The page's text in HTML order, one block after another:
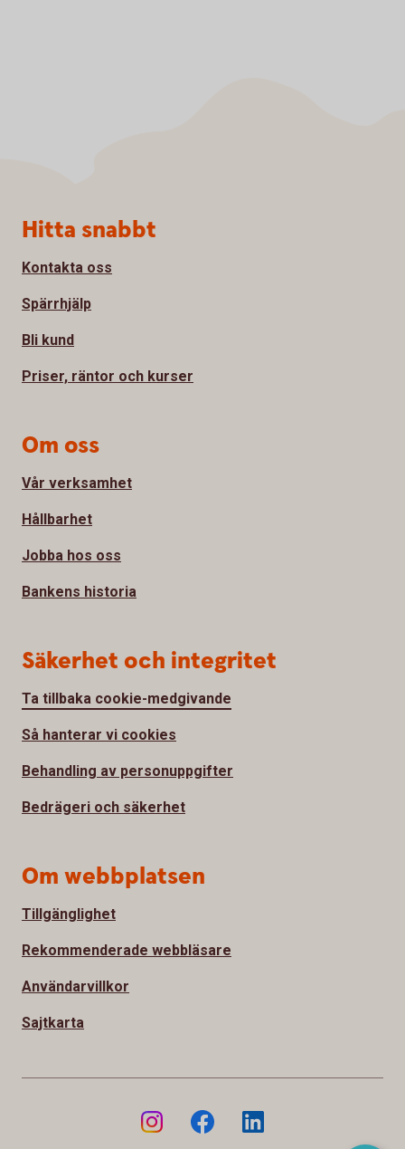
Sidfot
Hitta snabbt
Kontakta oss
Spärrhjälp
Bli kund
Priser, räntor och kurser
Om oss
Vår verksamhet
Hållbarhet
Jobba hos oss
Bankens historia
Säkerhet och integritet
Ta tillbaka cookie-medgivande
Så hanterar vi cookies
Behandling av personuppgifter
Bedrägeri och säkerhet
Om webbplatsen
Tillgänglighet
Rekommenderade webbläsare
Användarvillkor
Sajtkarta